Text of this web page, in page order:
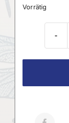
Vorrätig